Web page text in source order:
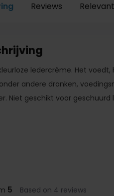
Reviews
ledercrème. Het
andere dranken,
Niet geschikt voor geschuurd
protect is geschikt
frisdrank, koffie,
5 Based on 4 reviews